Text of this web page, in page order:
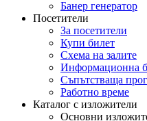
Банер генератор
Посетители
За посетители
Купи билет
Схема на залите
Информационна
Съпътстваща
Работно време
Каталог с изложители
Основни